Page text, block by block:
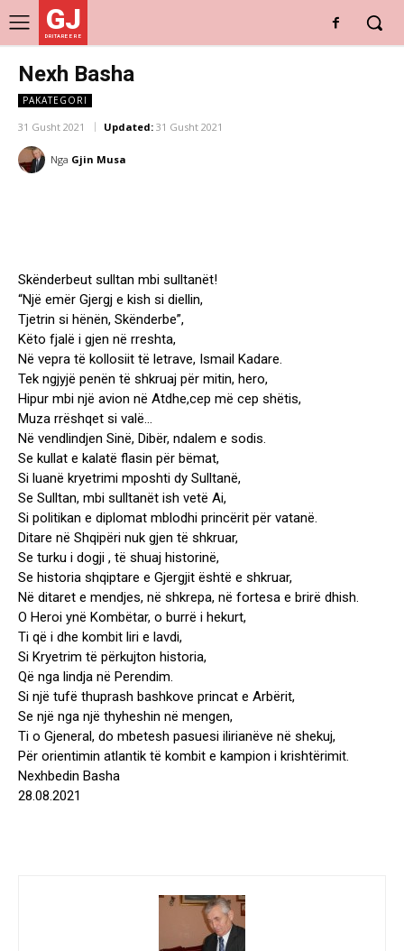
GJ
DRITARE E RE
Nexh Basha
PAKATEGORI
31 Gusht 2021 Updated: 31 Gusht 2021
Nga Gjin Musa
Skënderbeut sulltan mbi sulltanët!
“Një emër Gjergj e kish si diellin,
Tjetrin si hënën, Skënderbe”,
Këto fjalë i gjen në rreshta,
Në vepra të kollosiit të letrave, Ismail Kadare.
Tek ngjyjë penën të shkruaj për mitin, hero,
Hipur mbi një avion në Atdhe,cep më cep shëtis,
Muza rrëshqet si valë…
Në vendlindjen Sinë, Dibër, ndalem e sodis.
Se kullat e kalatë flasin për bëmat,
Si luanë kryetrimi mposhti dy Sulltanë,
Se Sulltan, mbi sulltanët ish vetë Ai,
Si politikan e diplomat mblodhi princërit për vatanë.
Ditare në Shqipëri nuk gjen të shkruar,
Se turku i dogji , të shuaj historinë,
Se historia shqiptare e Gjergjit është e shkruar,
Në ditaret e mendjes, në shkrepa, në fortesa e brirë dhish.
O Heroi ynë Kombëtar, o burrë i hekurt,
Ti që i dhe kombit liri e lavdi,
Si Kryetrim të përkujton historia,
Që nga lindja në Perendim.
Si një tufë thuprash bashkove princat e Arbërit,
Se një nga një thyheshin në mengen,
Ti o Gjeneral, do mbetesh pasuesi ilirianëve në shekuj,
Për orientimin atlantik të kombit e kampion i krishtërimit.
Nexhbedin Basha
28.08.2021